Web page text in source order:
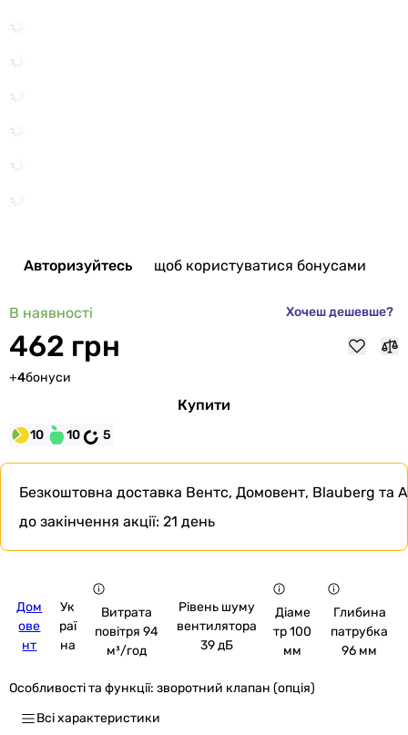
Авторизуйтесь щоб користуватися бонусами
В наявності Хочеш дешевше?
462 грн
+4бонуси
Купити
10 10 5
Безкоштовна доставка Вентс, Домовент, Blauberg та
до закінчення акції: 21 день
Дом
ове
нт
Ук
раї
на
Витрата
повітря 94
м³/год
Рівень шуму
вентилятора
39 дБ
Діаме
тр 100
мм
Глибина
патрубка
96 мм
Особливості та функції: зворотний клапан (опція)
Всі характеристики